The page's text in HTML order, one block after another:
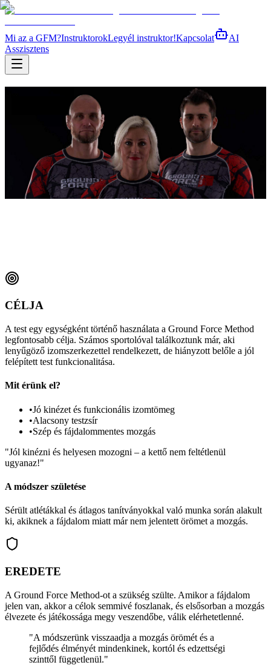
Mi az a GFM?InstruktorokLegyél instruktor!Kapcsolat
AI
Asszisztens
CÉLJA
A test egy egységként történő használata a Ground Force Method
legfontosabb célja. Számos sportolóval találkoztunk már, aki
lenyűgöző izomszerkezettel rendelkezett, de hiányzott belőle a jól
felépített test funkcionalitása.
Mit érünk el?
•Jó kinézet és funkcionális izomtömeg
•Alacsony testzsír
•Szép és fájdalommentes mozgás
"Jól kinézni és helyesen mozogni – a kettő nem feltétlenül
ugyanaz!"
A módszer születése
Sérült atlétákkal és átlagos tanítványokkal való munka során alakult
ki, akiknek a fájdalom miatt már nem jelentett örömet a mozgás.
EREDETE
A Ground Force Method-ot a szükség szülte. Amikor a fájdalom
jelen van, akkor a célok semmivé foszlanak, és elsősorban a mozgás
élvezete és játékossága megy veszendőbe, válik elérhetetlenné.
"A módszerünk visszaadja a mozgás örömét és a
fejlődés élményét mindenkinek, kortól és edzettségi
szinttől függetlenül."